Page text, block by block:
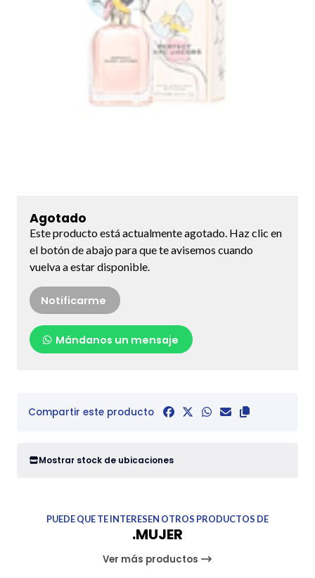
Agotado
Este producto está actualmente agotado. Haz clic en
el botón de abajo para que te avisemos cuando
vuelva a estar disponible.
Notificarme
Mándanos un mensaje
Compartir este producto
Mostrar stock de ubicaciones
PUEDE QUE TE INTERESEN OTROS PRODUCTOS DE
.MUJER
Ver más productos